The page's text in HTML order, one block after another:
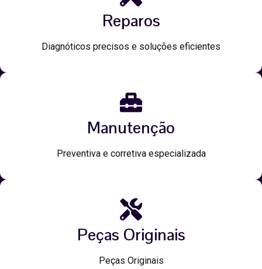
Reparos
Diagnóticos precisos e soluções eficientes
Manutenção
Preventiva e corretiva especializada
Peças Originais
Peças Originais